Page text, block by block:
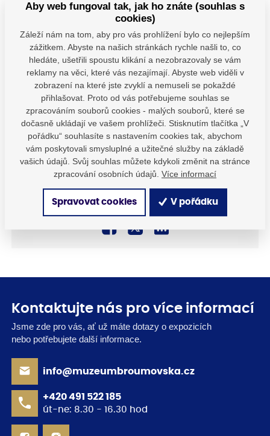
skutečnostmi, které nepochybně náš region výrazně ovlivňují
do současnosti. Součástí instalace jsou návštěvnicky
atraktivní exponáty (z velké části z našich sbírek a ze sbírek
krajanského muzea
HeimatkreisBraunau ve Forchheimu
zajímavě zpracovanévzpomínky pamětníků .
Více o časech velkých změn se dopátráte od5. června do 5.
října 2025právě v broumovském muzeu.
Máte dotazy?
Kontaktujte nás
Kontaktujte nás pro více informací
Jsme zde pro vás, ať už máte dotazy o expozicích
nebo potřebujete další informace.
info@muzeumbroumovska.cz
+420 491 522 185
út-ne: 8.30 - 16.30 hod
Aby web fungoval tak, jak ho znáte (souhlas s
cookies)
Záleží nám na tom, aby pro vás prohlížení bylo co nejlepším
zážitkem. Abyste na našich stránkách rychle našli to, co
hledáte, ušetřili spoustu klikání a nezobrazovaly se vám
reklamy na věci, které vás nezajímají. Abyste web viděli v
zobrazení na které jste zvyklí a nemuseli se pokaždé
přihlašovat. Proto od vás potřebujeme souhlas se
zpracováním souborů cookies - malých souborů, které se
dočasně ukládají ve vašem prohlížeči. Stisknutím tlačítka „V
pořádku“ souhlasíte s nastavením cookies tak, abychom
vám poskytovali smysluplné a užitečné služby na základě
vašich údajů. Svůj souhlas můžete kdykoli změnit na stránce
zpracování osobních údajů. Více informací
Spravovat cookies V pořádku